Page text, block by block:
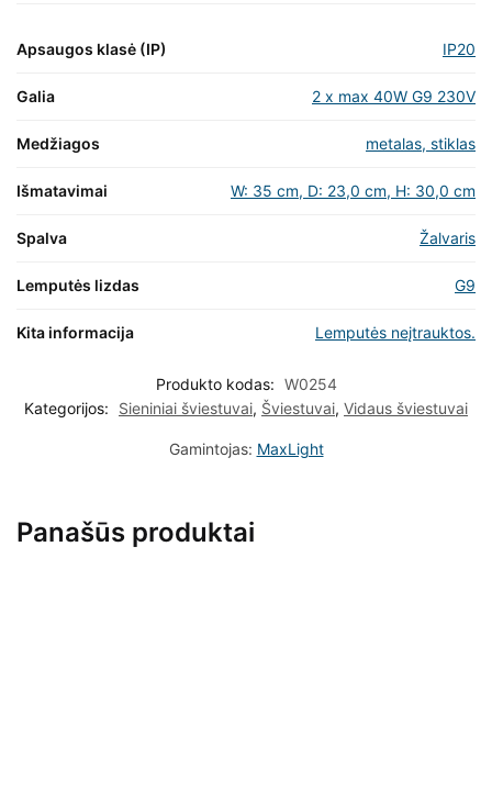
Apsaugos klasė (IP) IP20
Galia 2 x max 40W G9 230V
Medžiagos metalas, stiklas
Išmatavimai W: 35 cm, D: 23,0 cm, H: 30,0 cm
Spalva Žalvaris
Lemputės lizdas G9
Kita informacija Lemputės neįtrauktos.
Produkto kodas: W0254
Kategorijos:
Sieniniai šviestuvai, Šviestuvai, Vidaus šviestuvai
Gamintojas: MaxLight
Panašūs produktai